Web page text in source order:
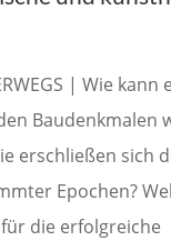
| Wie
Baudenkmalen
erschließen sich
Epochen?
die erfolgreiche